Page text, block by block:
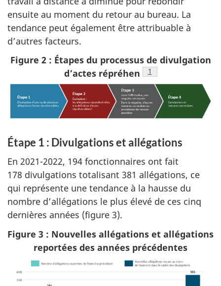
ensuite au moment du retour au bureau. La
tendance peut également être attribuable à
d’autres facteurs.
Figure 2 : Étapes du processus de divulgation
d’actes répréhen
Voir la note en bas
1
Étape 1 : Divulgations et allégations
En 2021-2022, 194 fonctionnaires ont fait
178 divulgations totalisant 381 allégations, ce
qui représente une tendance à la hausse du
nombre d’allégations le plus élevé de ces cinq
dernières années (figure 3).
Figure 3 : Nouvelles allégations et allégations
reportées des années précédentes